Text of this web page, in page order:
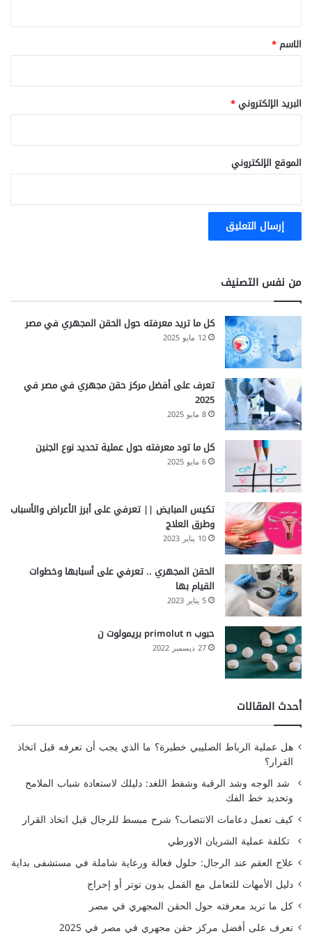
*
الاسم*
البريد الإلكتروني*
الموقع الإلكتروني
من نفس التصنيف
كل ما تريد معرفته حول الحقن المجهري في مصر
12 مايو 2025
تعرف على أفضل مركز حقن مجهري في مصر في
2025
8 مايو 2025
كل ما تود معرفته حول عملية تحديد نوع الجنين
6 مايو 2025
تكيس المبايض || تعرفي على أبرز الأعراض والأسباب
وطرق العلاج
10 يناير 2023
الحقن المجهري .. تعرفي على أسبابها وخطوات
القيام بها
5 يناير 2023
حبوب primolut n بريمولوت ن
27 ديسمبر 2022
أحدث المقالات
هل عملية الرباط الصليبي خطيرة؟ ما الذي يجب أن تعرفه قبل اتخاذ
القرار؟
شد الوجه وشد الرقبة وشفط اللغد: دليلك لاستعادة شباب الملامح
وتحديد خط الفك
كيف تعمل دعامات الانتصاب؟ شرح مبسط للرجال قبل اتخاذ القرار
تكلفة عملية الشريان الاورطي
علاج العقم عند الرجال: حلول فعالة ورعاية شاملة في مستشفى بداية
دليل الأمهات للتعامل مع القمل بدون توتر أو إحراج
كل ما تريد معرفته حول الحقن المجهري في مصر
تعرف على أفضل مركز حقن مجهري في مصر في 2025